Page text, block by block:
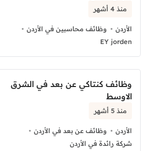
منذ 4 أشهر
الأردن
وظائف محاسبين في الأردن
EY jorden
وظائف كنتاكي عن بعد في الشرق
الاوسط
منذ 5 أشهر
الأردن
وظائف عن بعد في الأردن
شركة رائدة في الأردن